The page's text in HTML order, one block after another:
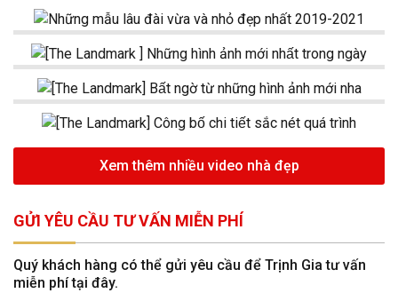
Xem thêm nhiều video nhà đẹp
GỬI YÊU CẦU TƯ VẤN MIỄN PHÍ
Quý khách hàng có thể gửi yêu cầu để Trịnh Gia tư vấn
miễn phí tại đây.